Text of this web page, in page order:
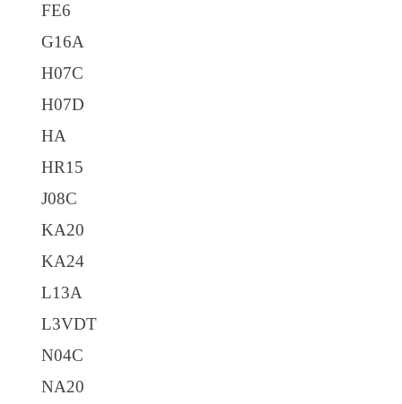
FE6
G16A
H07C
H07D
HA
HR15
J08C
KA20
KA24
L13A
L3VDT
N04C
NA20